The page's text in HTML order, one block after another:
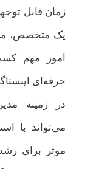
زمان قابل
یک متخصص،
امور مهم
حرفه‌ای
در زمینه
می‌تواند با
موثر برای